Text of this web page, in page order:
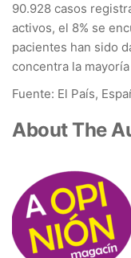
90.928 casos
activos, el 8% se
pacientes han sido
concentra la
Fuente: El País,
About The